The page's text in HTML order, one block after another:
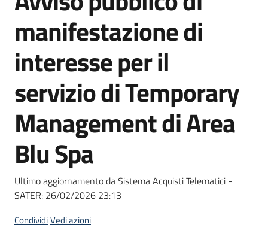
e
di
Supporto
Piattaforme
telematiche
manifestazione di
interesse per il
servizio di Temporary
Management di Area
Blu Spa
Ultimo aggiornamento da Sistema Acquisti Telematici -
SATER: 26/02/2026 23:13
CondividiVedi azioni